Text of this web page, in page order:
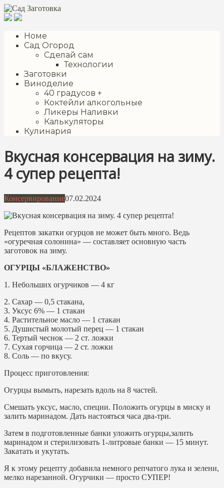
Перейти
к
Номе
Сад Огород
Сделай сам
Технологии
Заготовки
Виноделие
40 градусов +
Коктейли алкогольные
Ликеры Наливки
Калькуляторы
Кулинария
Вкусная консервация на зиму.
4 супер рецепта!
Консервирование07.02.2024
Рецептов закатки огурцов не может быть много. Ведь
«огуречная солонина» — составляет основную часть
заготовок на зиму.
ОГУРЦЫ «БЛАЖЕНСТВО»
1. Небольших огурчиков — 4 кг
2. Сахар — 0,5 стакана,
3. Уксус 6% — 1 стакан
4. Растительное масло — 1 стакан
5. Душистый молотый перец — 1 стакан
6. Тертый чеснок — 2 ст. ложки
7. Сухая горчица — 2 ст. ложки
8. Соль — по вкусу.
Процесс приготовления:
Огурцы вымыть, нарезать вдоль на 8 частей.
Смешать уксус, масло, специи. Положить огурцы в миску и
залить маринадом. Дать настояться часа два-три.
Затем в подготовленные банки уложить огурцы,залить
маринадом и стерилизовать 1-литровые банки — 15 минут.
Закатать и укутать.
Я к этому рецепту добавила немного репчатого лука и зелени,
мелко нарезанной. Огурчики — просто СУПЕР!